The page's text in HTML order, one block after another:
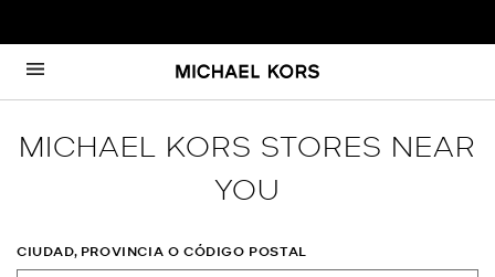
Ir al contenido
Volver a navegación
MICHAEL KORS STORES NEAR
YOU
CIUDAD, PROVINCIA O CÓDIGO POSTAL